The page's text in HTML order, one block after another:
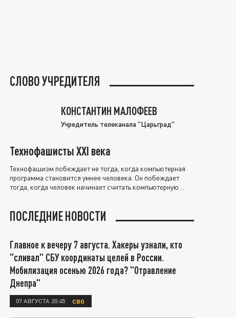
СЛОВО УЧРЕДИТЕЛЯ
КОНСТАНТИН МАЛОФЕЕВ
Учредитель телеканала "Царьград"
Технофашисты XXI века
Технофашизм побеждает не тогда, когда компьютерная
программа становится умнее человека. Он побеждает
тогда, когда человек начинает считать компьютерную
ПОСЛЕДНИЕ НОВОСТИ
Главное к вечеру 7 августа. Хакеры узнали, кто
"сливал" СБУ координаты целей в России.
Мобилизация осенью 2026 года? "Отравление
Днепра"
07 АВГУСТА 20:45 СВО